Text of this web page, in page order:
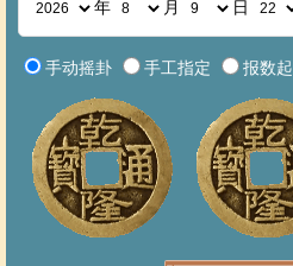
年
月 日
手动摇卦 手工指定 报数